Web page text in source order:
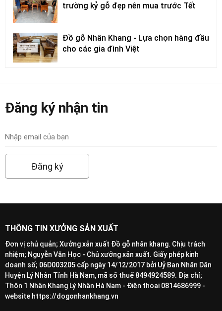
trường kỷ gỗ đẹp nên mua trước Tết
Đồ gỗ Nhân Khang - Lựa chọn hàng đầu
cho các gia đình Việt
Đăng ký nhận tin
Đăng ký
THÔNG TIN XƯỞNG SẢN XUẤT
Đơn vị chủ quản; Xưởng xản xuất Đồ gỗ nhân khang. Chịu trách
nhiệm; Nguyễn Văn Học - Chủ xưởng xản xuất. Giấy phép kinh
doanh số; 06D003205 cấp ngày 14/12/2017 bởi Uỷ Ban Nhân Dân
Huyện Lý Nhân Tỉnh Hà Nam, mã số thuế 8494924589. Địa chỉ;
Thôn 1 Nhân Khang Lý Nhân Hà Nam - Điện thoại 0814686999 -
website https://dogonhankhang.vn